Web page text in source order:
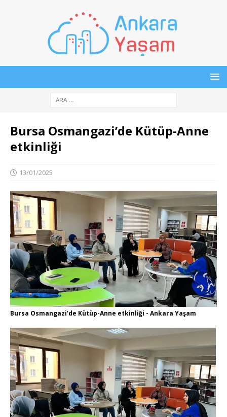
Bursa Osmangazi’de Kütüp-Anne
etkinliği
13/01/2025
Bursa Osmangazi’de Kütüp-Anne etkinliği - Ankara Yaşam